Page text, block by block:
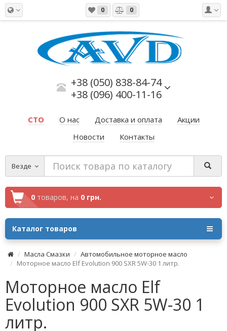
0 0
+38 (050) 838-84-74
+38 (096) 400-11-16
СТО О нас Доставка и оплата
Акции
Новости
Контакты
Везде
0 товаров, на 0 грн.
Каталог товаров
Масла Смазки
Автомобильное моторное масло
Моторное масло Elf Evolution 900 SXR 5W-30 1 литр.
Моторное масло Elf
Evolution 900 SXR 5W-30 1
литр.